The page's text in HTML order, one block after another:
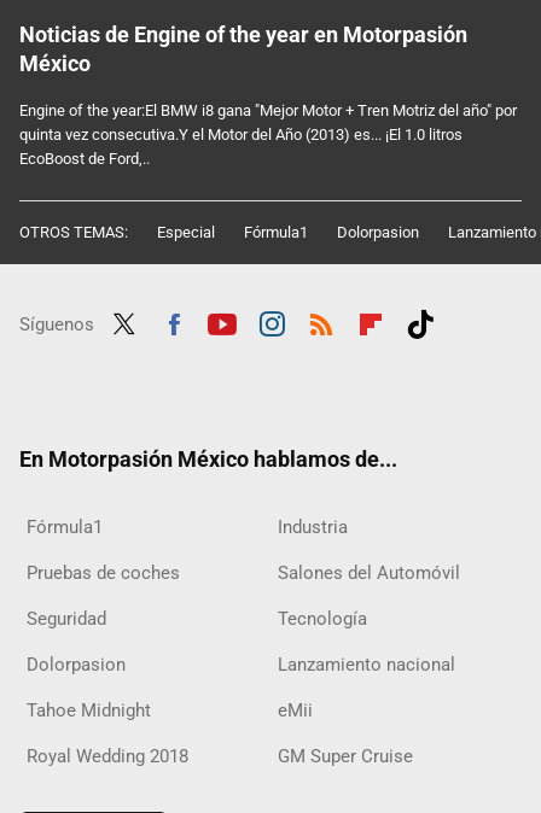
Noticias de Engine of the year en Motorpasión
México
Engine of the year:El BMW i8 gana "Mejor Motor + Tren Motriz del año" por
quinta vez consecutiva.Y el Motor del Año (2013) es... ¡El 1.0 litros
EcoBoost de Ford,..
OTROS TEMAS: Especial Fórmula1 Dolorpasion Lanzamiento
Síguenos
En Motorpasión México hablamos de...
Fórmula1 Industria
Pruebas de coches Salones del Automóvil
Seguridad Tecnología
Dolorpasion Lanzamiento nacional
Tahoe Midnight eMii
Royal Wedding 2018 GM Super Cruise